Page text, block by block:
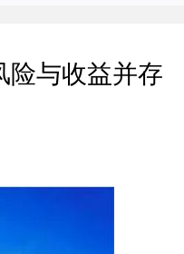
险与收益并存